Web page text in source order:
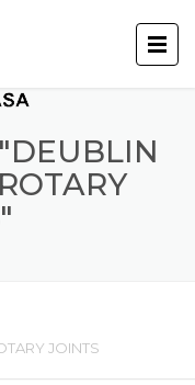
JOINTS